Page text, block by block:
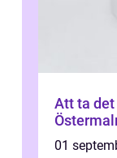
Att ta
01